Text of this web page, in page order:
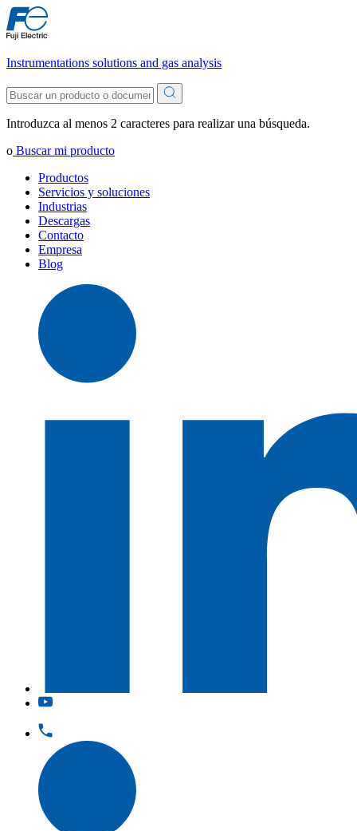
Instrumentations solutions and gas analysis
Introduzca al menos 2 caracteres para realizar una búsqueda.
o Buscar mi producto
Productos
Servicios y soluciones
Industrias
Descargas
Contacto
Empresa
Blog